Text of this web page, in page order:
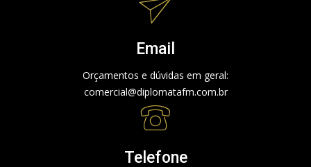
Email
Orçamentos e dúvidas em geral:
comercial@diplomatafm.com.br
Telefone